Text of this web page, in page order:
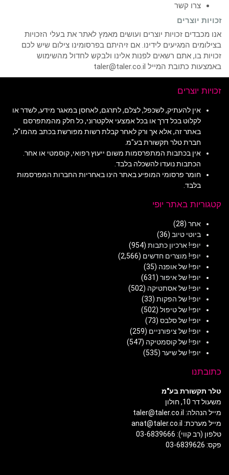
צרו קשר
זכויות יוצרים
אנו מכבדים זכויות יוצרים ועושים מאמץ לאתר את בעלי הזכויות
בצילומים המגיעים לידינו. אם זיהיתם בפרסומינו צילום שיש לכם
זכויות בו, אתם רשאים לפנות אלינו ולבקש לחדול מהשימוש
באמצעות כתובת המייל taler@taler.co.il
זכויות יוצרים
אין להעתיק, לשכפל, לצלם, לתרגם, לאחסן במאגר מידע, לשדר או
לקלוט בכל דרך או בכל אמצעי אלקטרוני, כל חלק מהמתפרסם
באתר זה, אלא אך ורק לאחר קבלת רשות מפורשת בכתב מהמו"ל,
חברת טלר תקשורת בע"מ.
אין בכתבות המתפרסמות משום ייעוץ רפואי, קוסמטי או אחר.
הכתבות נועדו להשכלה בלבד.
חומר פרסומי המופיע באתר הינו באחריות החברות המפרסמות
בלבד.
קטגוריות באתר יופי
אחר (28)
ביוטי טיוב (36)
יופי! ארכיון כתבות (954)
יופי! מוצרים חדשים (2,566)
יופי! של אופנה (35)
יופי! של איפור (631)
יופי! של אסתטיקה (502)
יופי! של הפקות (33)
יופי! של טיפול (502)
יופי! של סלבס (73)
יופי! של ציפורניים (259)
יופי! של קוסמטיקה (547)
יופי! של שיער (535)
כתובתנו
טלר תקשורת בע"מ
משעול דר 10, חולון
מייל הנהלה: taler@taler.co.il
מייל מערכת: anat@taler.co.il
טלפון (רב קווי): 03-6839666
פקס: 03-6839626